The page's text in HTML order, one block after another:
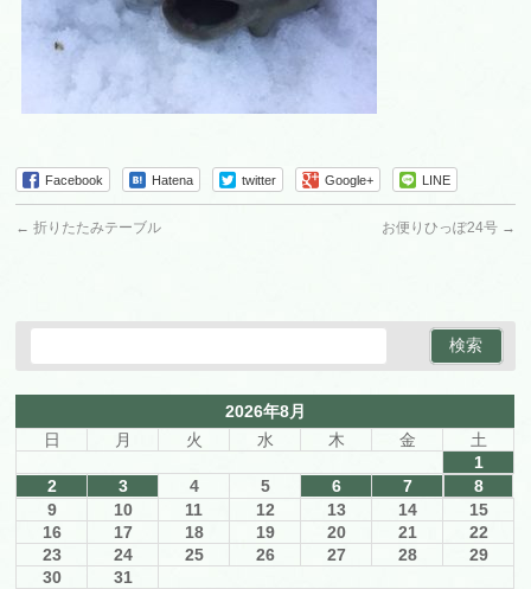
Facebook Hatena twitter Google+ LINE
← 折りたたみテーブル お便りひっぽ24号 →
2026年8月
日
月 火 水 木 金
土
1
2
3 4 5 6 7
8
9
10 11 12 13 14
15
16
17 18 19 20 21
22
23
24 25 26 27 28
29
30
31